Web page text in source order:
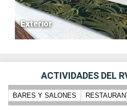
Exterior
ACTIVIDADES DEL
BARES Y SALONES